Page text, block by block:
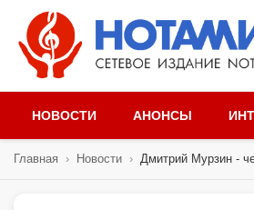
НОВОСТИ АНОНСЫ
Главная › Новости › Дмитрий Мурзин -